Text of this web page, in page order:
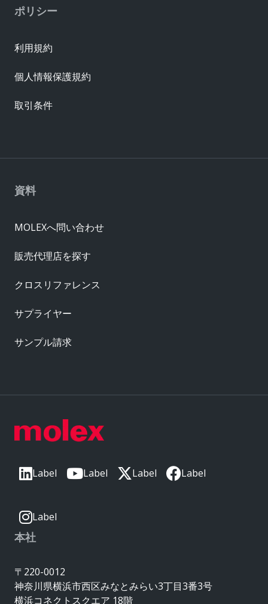
Label Label Label Label
Label
本社
〒220-0012
神奈川県横浜市西区みなとみらい3丁目3番3号
横浜コネクトスクエア 18階
資料
MOLEXへ問い合わせ
販売代理店を探す
クロスリファレンス
サプライヤー
サンプル請求
ポリシー
利用規約
個人情報保護規約
取引条件